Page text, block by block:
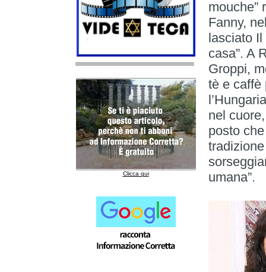
Clicca qui
mouche”
Fanny,
lasciato Il
casa”. A
Groppi,
tè e caffè
nel
posto
umana”.